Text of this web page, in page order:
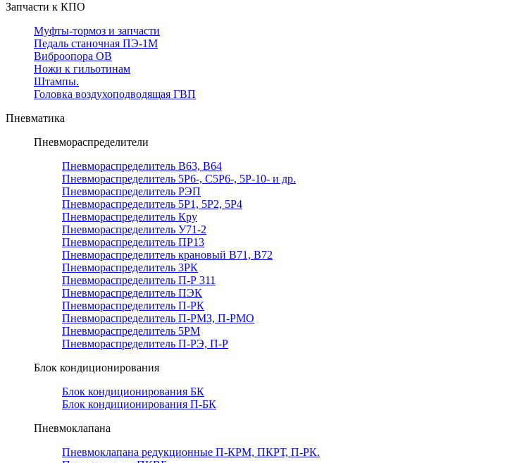
Запчасти к КПО
Муфты-тормоз и запчасти
Педаль станочная ПЭ-1М
Виброопора ОВ
Ножи к гильотинам
Штампы.
Головка воздухоподводящая ГВП
Пневматика
Пневмораспределители
Пневмораспределитель В63, В64
Пневмораспределитель 5Р6-, С5Р6-, 5Р-10- и др.
Пневмораспределитель РЭП
Пневмораспределитель 5Р1, 5Р2, 5Р4
Пневмораспределитель Кру
Пневмораспределитель У71-2
Пневмораспределитель ПР13
Пневмораспределитель крановый В71, В72
Пневмораспределитель 3РК
Пневмораспределитель П-Р 311
Пневмораспределитель ПЭК
Пневмораспределитель П-РК
Пневмораспределитель П-РМЗ, П-РМО
Пневмораспределитель 5РМ
Пневмораспределитель П-РЭ, П-Р
Блок кондиционирования
Блок кондиционирования БК
Блок кондиционирования П-БК
Пневмоклапана
Пневмоклапана редукционные П-КРМ, ПКРТ, П-РК.